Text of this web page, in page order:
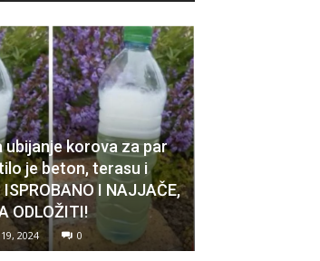
ubijanje korova za par
je beton, terasu i
I NAJJAČE,
ODLOŽITI!
2024 0